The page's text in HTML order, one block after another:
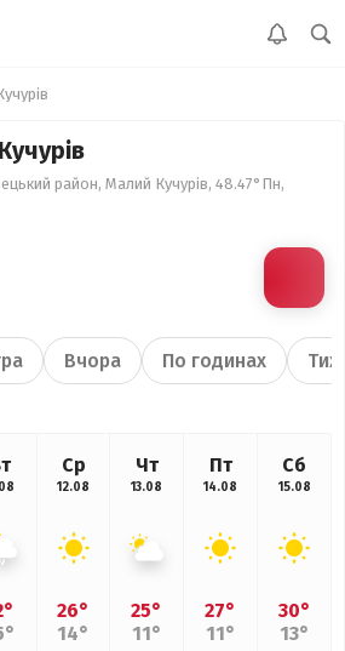
район, Малий Кучурів, 48.47°Пн,
Вчора По годинах
Ср
12.08
26°
14°
Чт
13.08
25°
11°
Пт
14.08
27°
11°
Сб
15.08
30°
13°